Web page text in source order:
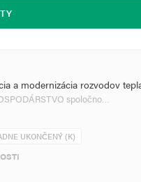
a modernizácia rozvodov
spoločno…
UKONČENÝ (K)